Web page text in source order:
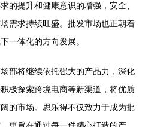
的提升和健康意识的增强，安全、
需求持续旺盛。批发市场也正朝着
一体化的方向发展。
部将继续依托强大的产品力，深化
极探索跨境电商等新渠道，将优质
的市场。思乐得不仅致力于成为批